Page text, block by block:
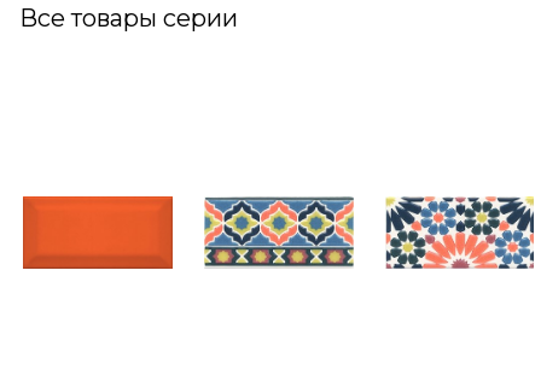
Все товары серии